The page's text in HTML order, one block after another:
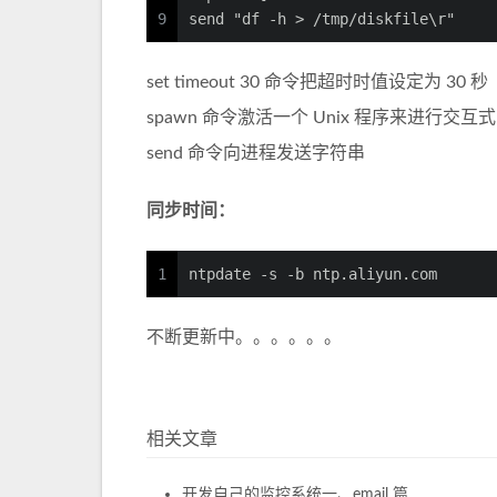
9
send "df -h > /tmp/diskfile\r"
set timeout 30 命令把超时时值设定为 30 秒
spawn 命令激活一个 Unix 程序来进行交互
send 命令向进程发送字符串
同步时间：
1 ntpdate -s -b ntp.aliyun.com
不断更新中。。。。。。
相关文章